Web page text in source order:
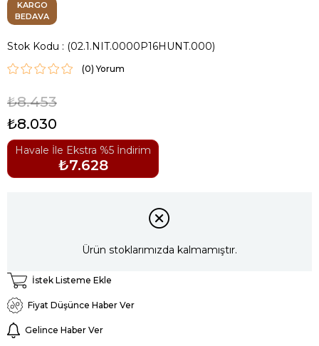
KARGO
BEDAVA
Stok Kodu (02.1.NIT.0000P16HUNT.000)
(0)
₺8.453
₺8.030
Havale İle Ekstra %5 İndirim
₺7.628
Ürün stoklarımızda kalmamıştır.
İstek Listeme Ekle
Fiyat Düşünce Haber Ver
Gelince Haber Ver